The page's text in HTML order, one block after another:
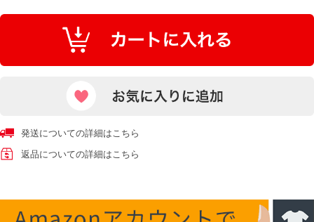
発送についての詳細はこちら
返品についての詳細はこちら